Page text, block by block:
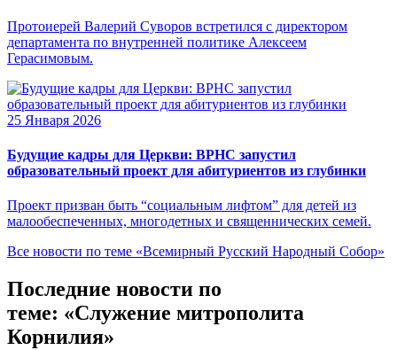
Протоиерей Валерий Суворов встретился с директором
департамента по внутренней политике Алексеем
Герасимовым.
25 Января 2026
Будущие кадры для Церкви: ВРНС запустил
образовательный проект для абитуриентов из глубинки
Проект призван быть “социальным лифтом” для детей из
малообеспеченных, многодетных и священнических семей.
Все новости по теме «Всемирный Русский Народный Собор»
Последние новости по
теме: «Служение митрополита
Корнилия»